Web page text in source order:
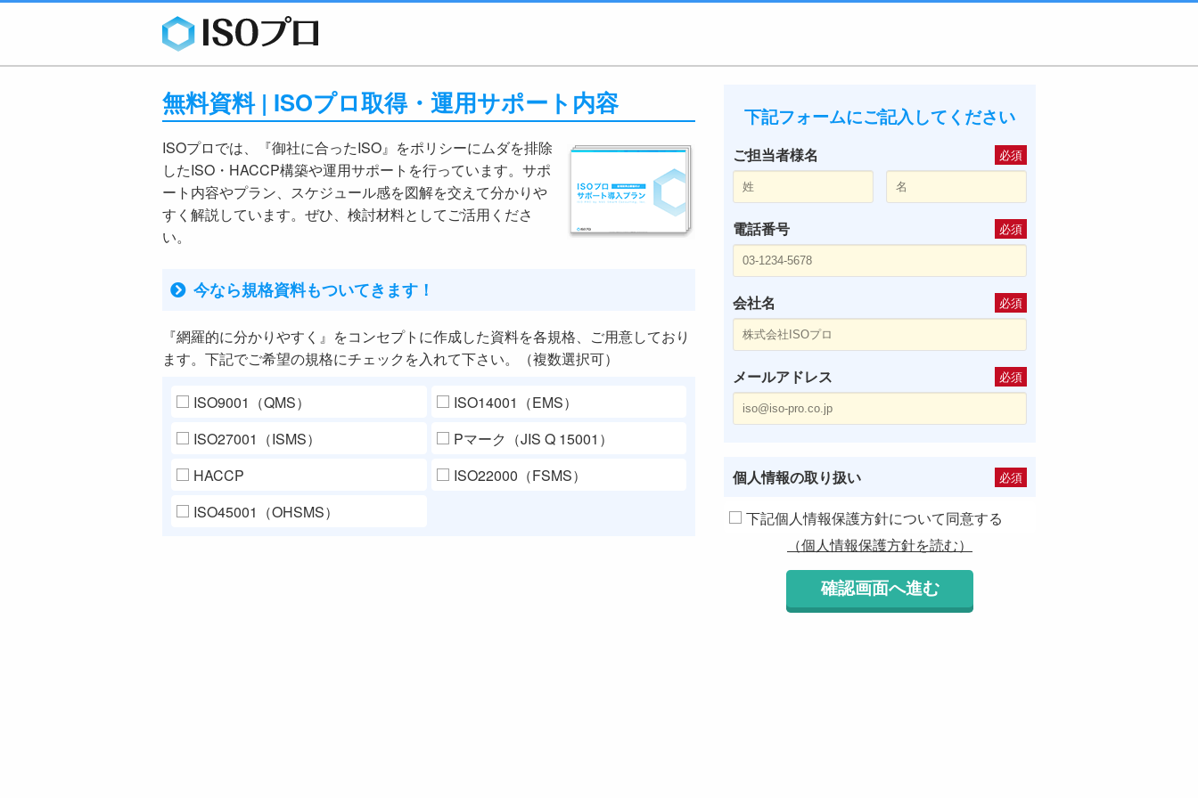
無料資料 | ISOプロ取得・運用サポート内容
ISOプロでは、『御社に合ったISO』をポリシーにムダを排除
したISO・HACCP構築や運用サポートを行っています。サポ
ート内容やプラン、スケジュール感を図解を交えて分かりや
すく解説しています。ぜひ、検討材料としてご活用くださ
い。
今なら規格資料もついてきます！
『網羅的に分かりやすく』をコンセプトに作成した資料を各規格、ご用意しており
ます。下記でご希望の規格にチェックを入れて下さい。（複数選択可）
ISO9001（QMS）
ISO14001（EMS）
ISO27001（ISMS）
Pマーク（JIS Q 15001）
HACCP
ISO22000（FSMS）
ISO45001（OHSMS）
下記フォームにご記入してください
ご担当者様名 必須
電話番号 必須
会社名 必須
メールアドレス 必須
個人情報の取り扱い 必須
下記個人情報保護方針について同意する
（個人情報保護方針を読む）